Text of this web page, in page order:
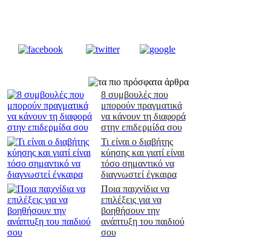
8 συμβουλές που
μπορούν πραγματικά
να κάνουν τη διαφορά
στην επιδερμίδα σου
Τι είναι ο διαβήτης
κύησης και γιατί είναι
τόσο σημαντικό να
διαγνωστεί έγκαιρα
Ποια παιχνίδια να
επιλέξεις για να
βοηθήσουν την
ανάπτυξη του παιδιού
σου